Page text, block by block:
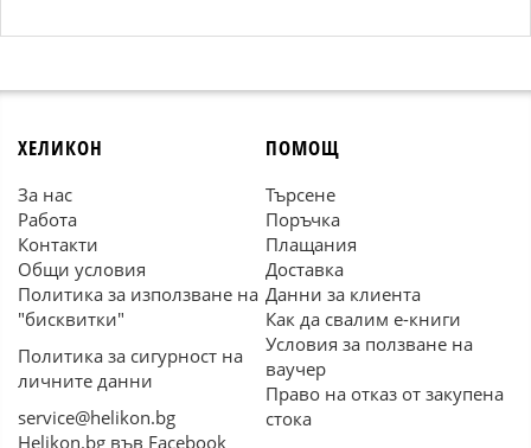
ХЕЛИКОН
За нас
Работа
Контакти
Общи условия
Политика за използване на
"бисквитки"
Политика за сигурност на
личните данни
service@helikon.bg
Helikon.bg във Facebook
ПОМОЩ
Търсене
Поръчка
Плащания
Доставка
Данни за клиента
Как да свалим е-книги
Условия за ползване на
ваучер
Право на отказ от закупена
стока